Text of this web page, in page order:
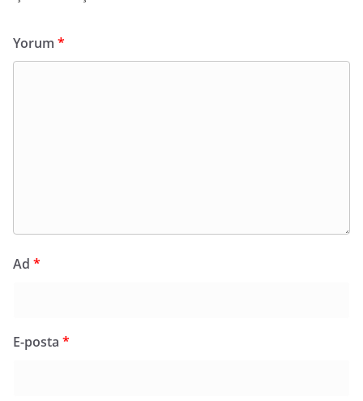
Yorum *
Ad *
E-posta *